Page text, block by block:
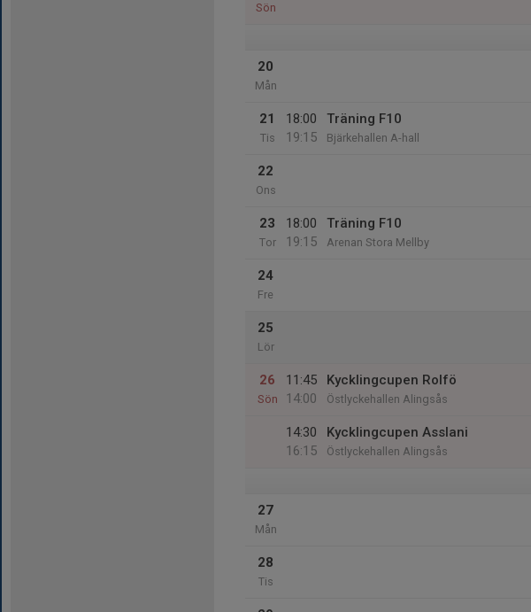
Sön
20
Mån
21
Tis
18:00
19:15
Träning F10
Bjärkehallen A-hall
22
Ons
23
Tor
18:00
19:15
Träning F10
Arenan Stora Mellby
24
Fre
25
Lör
26
Sön
11:45
14:00
Kycklingcupen Rolfö
Östlyckehallen Alingsås
14:30
16:15
Kycklingcupen Asslani
Östlyckehallen Alingsås
27
Mån
28
Tis